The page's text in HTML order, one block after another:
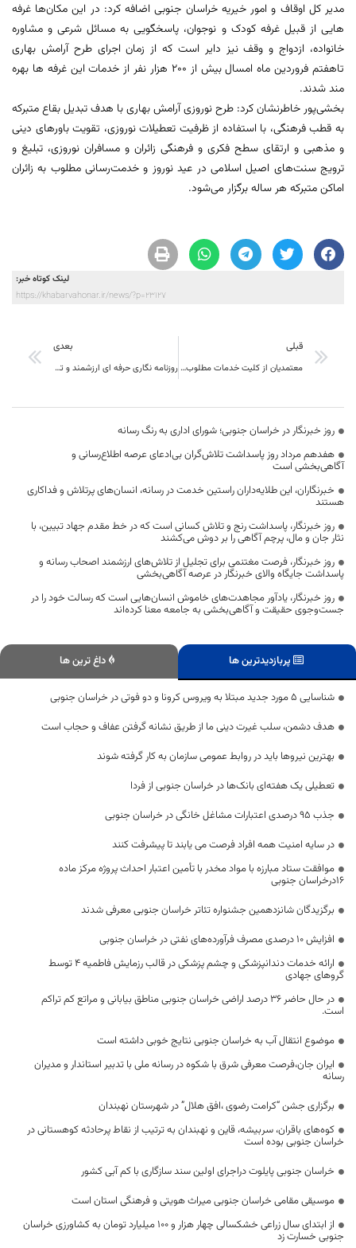
مدیر کل اوقاف و امور خیریه خراسان جنوبی اضافه کرد: در این مکان‌ها غرفه
هایی از قبیل غرفه کودک و نوجوان، پاسخگویی به مسائل شرعی و مشاوره
خانواده، ازدواج و وقف نیز دایر است که از زمان اجرای طرح آرامش بهاری
تاهفتم فروردین ماه امسال بیش از 200 هزار نفر از خدمات این غرفه ها بهره
مند شدند.
بخشی‌پور خاطرنشان کرد: طرح نوروزی آرامش بهاری با هدف تبدیل بقاع متبرکه
به قطب فرهنگی، با استفاده از ظرفیت تعطیلات نوروزی، تقویت باورهای دینی
و مذهبی و ارتقای سطح فکری و فرهنگی زائران و مسافران نوروزی، تبلیغ و
ترویج سنت‌های اصیل اسلامی در عید نوروز و خدمت‌رسانی مطلوب به زائران
اماکن متبرکه هر ساله برگزار می‌شود.
لینک کوتاه خبر:
https://khabarvahonar.ir/news/?p=23127
قبلی
معتمدیان از کلیت خدمات مطلوب اداره کل میراث فرهنگی خراسان جنوبی در نوروز قدر دانی کرد
بعدی
روزنامه نگاری حرفه ای ارزشمند و تاثیرگذار در جامعه است
روز خبرنگار در خراسان جنوبی؛ شورای اداری به رنگ رسانه
هفدهم مرداد روز پاسداشت تلاش‌گران بی‌ادعای عرصه اطلاع‌رسانی و
آگاهی‌بخشی است
خبرنگاران، این طلایه‌داران راستین خدمت در رسانه، انسان‌های پرتلاش و فداکاری
هستند
روز خبرنگار، پاسداشت رنج و تلاش کسانی است که در خط مقدم جهاد تبیین، با
نثار جان و مال، پرچم آگاهی را بر دوش می‌کشند
روز خبرنگار، فرصت مغتنمی برای تجلیل از تلاش‌های ارزشمند اصحاب رسانه و
پاسداشت جایگاه والای خبرنگار در عرصه آگاهی‌بخشی
روز خبرنگار، یادآور مجاهدت‌های خاموش انسان‌هایی است که رسالت خود را در
جست‌وجوی حقیقت و آگاهی‌بخشی به جامعه معنا کرده‌اند
پربازدیدترین ها داغ ترین ها
شناسایی ۵ مورد جدید مبتلا به ویروس کرونا و دو فوتی در خراسان جنوبی
هدف دشمن، سلب غیرت دینی ما از طریق نشانه گرفتن عفاف و حجاب است
بهترین نیروها باید در روابط عمومی سازمان به کار گرفته شوند
تعطیلی یک هفته‌ای بانک‌ها در خراسان جنوبی از فردا
جذب ۹۵ درصدی اعتبارات مشاغل خانگی در خراسان جنوبی
در سایه امنیت همه افراد فرصت می یابند تا پیشرفت کنند
موافقت ستاد مبارزه با مواد مخدر با تأمین اعتبار احداث پروژه مرکز ماده
۱۶درخراسان جنوبی
برگزیدگان شانزدهمین جشنواره تئاتر خراسان جنوبی معرفی شدند
افزایش ۱۰ درصدی مصرف فرآورده‌های نفتی در خراسان جنوبی
ارائه خدمات دندانپزشکی و چشم پزشکی در قالب رزمایش فاطمیه ۴ توسط
گروهای جهادی
در حال حاضر ۳۶ درصد اراضی خراسان جنوبی مناطق بیابانی و مراتع کم تراکم
است.
موضوع انتقال آب به خراسان جنوبی نتایج خوبی داشته است
ایران جان،فرصت معرفی شرق با شکوه در رسانه ملی با تدبیر استاندار و مدیران
رسانه
برگزاری جشن “کرامت رضوی ،افق هلال” در شهرستان نهبندان
کوه‌های باقران، سربیشه، قاین و نهبندان به ترتیب از نقاط پرحادثه کوهستانی در
خراسان جنوبی بوده است
خراسان جنوبی پایلوت دراجرای اولین سند سازگاری با کم آبی کشور
موسیقی مقامی خراسان جنوبی میراث هویتی و فرهنگی استان است
از ابتدای سال زراعی خشکسالی چهار هزار و ۱۰۰ میلیارد تومان به کشاورزی خراسان
جنوبی خسارت زد